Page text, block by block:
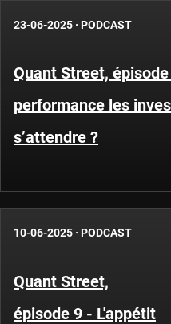
23-06-2025 · PODCAST
Quant Street,
performance les
s’attendre ?
10-06-2025 · PODCAST
Quant Street,
épisode 9 - L'appétit